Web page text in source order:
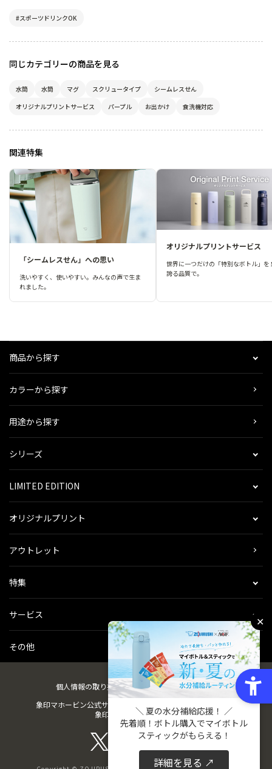
#スポーツドリンクOK
同じカテゴリーの商品を見る
水筒 水筒 マグ スクリュータイプ
シームレスせん
オリジナルプリントサービス
パープル お出かけ 食洗機対応
関連特集
「シームレスせん」への思い
洗いやすく、使いやすい。みんなの声で生ま
れました。
オリジナルプリントサービス
世界に一つだけの「特別なボトル」を
誇る品質で。
商品から探す
カラーから探す
用途から探す
シリーズ
LIMITED EDITION
オリジナルプリント
アウトレット
特集
サービス
その他
個人情報の取り扱い会社概要ご利用規約会員規約
象印マホービン公式サイト
象印パーツダイレクト
✕
＼ 夏の水分補給応援！ ／
先着順！ボトル購入でマイボトル
スティックがもらえる！
詳細を見る ↗